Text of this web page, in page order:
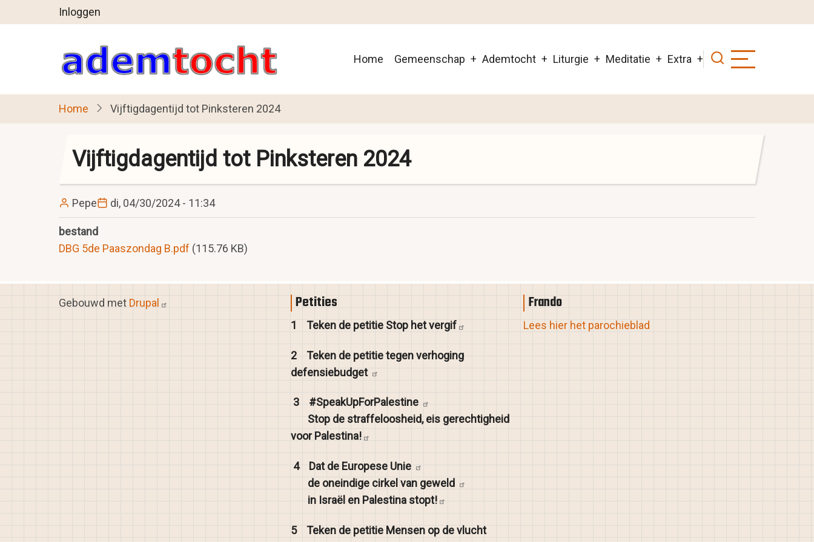
en
gaan
User
account
menu
Inloggen
Main
Home Gemeenschap Ademtocht Liturgie Meditatie Extra
Home Vijftigdagentijd tot Pinksteren 2024
Vijftigdagentijd tot Pinksteren 2024
Pepe di, 04/30/2024 - 11:34
bestand
DBG 5de Paaszondag B.pdf (115.76 KB)
Gebouwd met Drupal Petities
1Teken de petitie Stop hetvergif
2Teken de petitie tegen verhoging
defensiebudget
3
#SpeakUpForPalestine
Stop de straffeloosheid, eis gerechtigheid
voorPalestina!
4 Dat de Europese Unie
de oneindige cirkel van geweld
in Israël en Palestina stopt!
5Teken de petitie Mensen op de vlucht
Frando
Lees hier het parochieblad